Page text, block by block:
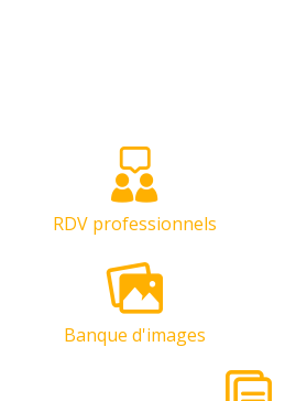
RDV professionnels
Banque d'images